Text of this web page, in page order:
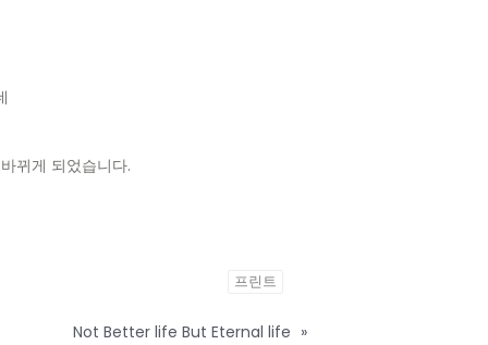
뀌게 되었습니다.
프린트
Not Better life But Eternal life »